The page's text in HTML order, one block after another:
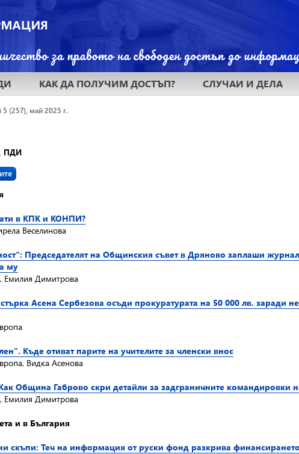
КАК ДА ПОЛУЧИМ ДОСТЪП? СЛУЧАИ И ДЕЛА
5 (257), май 2025 г.
ПДИ
в КПК и КОНПИ?
Веселинова
Председателят на Общинския съвет в Дряново заплаши
му
Емилия Димитрова
Асена Сербезова осъди прокуратурата на 50 000 лв. заради
Къде отиват парите на учителите за членски внос
Видка Асенова
Община Габрово скри детайли за задграничните командировки
Емилия Димитрова
и в България
скъпи: Теч на информация от руски фонд разкрива